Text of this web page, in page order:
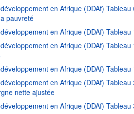
en Afrique (DDAf)
pauvreté
en Afrique (DDAf)
en Afrique (DDAf)
en Afrique (DDAf)
en Afrique (DDAf)
nette ajustée
en Afrique (DDAf)